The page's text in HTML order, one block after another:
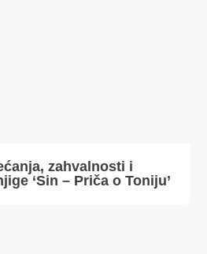
zahvalnosti i
‘Sin – Priča o Toniju’